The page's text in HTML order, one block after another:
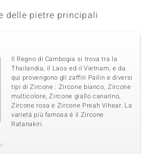
delle pietre principali
Il Regno di Cambogia si trova tra la
Thailandia, il Laos ed il Vietnam, e da
qui provengono gli zaffiri Pailin e diversi
tipi di Zircone : Zircone bianco, Zircone
multicolore, Zircone giallo canarino,
Zircone rosa e Zircone Preah Vihear. La
varietá piú famosa é il Zircone
Ratanakiri.